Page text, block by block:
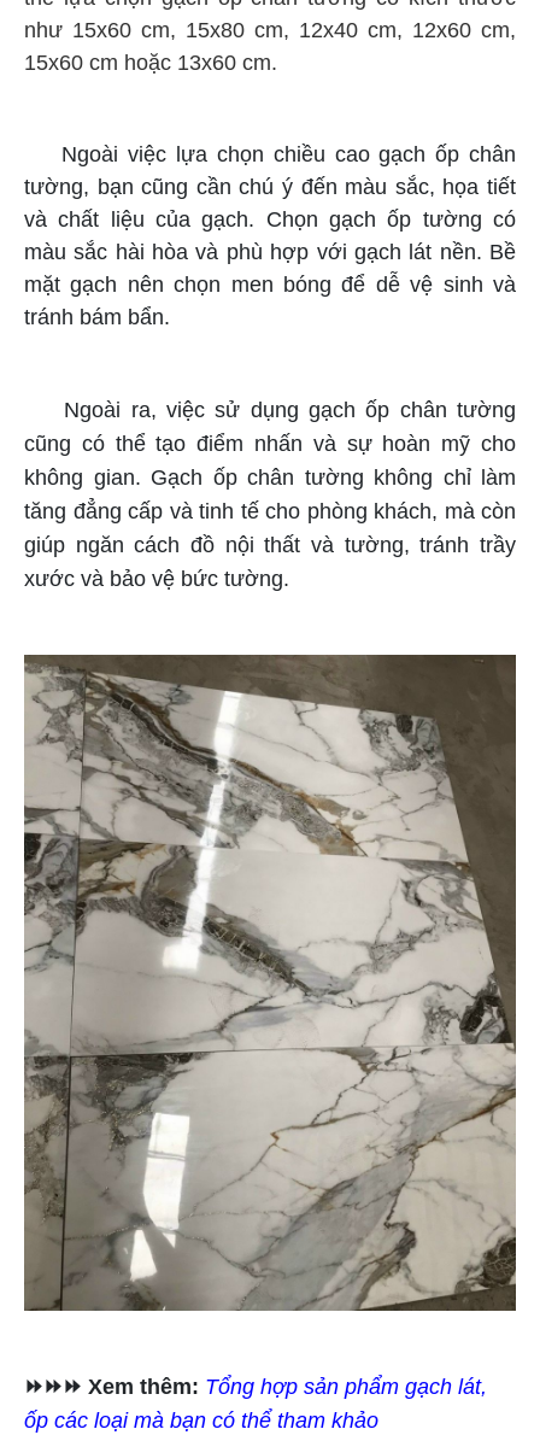
như 15x60 cm, 15x80 cm, 12x40 cm, 12x60 cm,
15x60 cm hoặc 13x60 cm.
Ngoài việc lựa chọn chiều cao gạch ốp chân
tường, bạn cũng cần chú ý đến màu sắc, họa tiết
và chất liệu của gạch. Chọn gạch ốp tường có
màu sắc hài hòa và phù hợp với gạch lát nền. Bề
mặt gạch nên chọn men bóng để dễ vệ sinh và
tránh bám bẩn.
Ngoài ra, việc sử dụng gạch ốp chân tường
cũng có thể tạo điểm nhấn và sự hoàn mỹ cho
không gian. Gạch ốp chân tường không chỉ làm
tăng đẳng cấp và tinh tế cho phòng khách, mà còn
giúp ngăn cách đồ nội thất và tường, tránh trầy
xước và bảo vệ bức tường.
⏩⏩⏩ Xem thêm: Tổng hợp sản phẩm gạch lát,
ốp các loại mà bạn có thể tham khảo